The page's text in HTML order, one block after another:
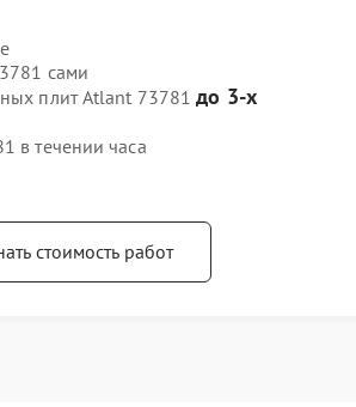
сами
плит Atlant 73781до 3-х
в течении часа
стоимость работ